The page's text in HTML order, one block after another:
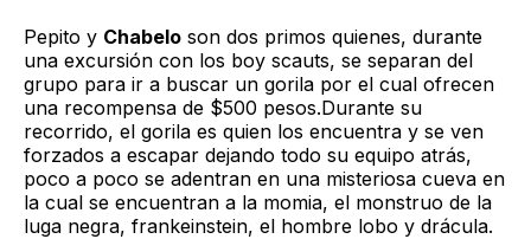
Pepito y Chabelo son dos primos quienes, durante
una excursión con los boy scauts, se separan del
grupo para ir a buscar un gorila por el cual ofrecen
una recompensa de $500 pesos.Durante su
recorrido, el gorila es quien los encuentra y se ven
forzados a escapar dejando todo su equipo atrás,
poco a poco se adentran en una misteriosa cueva en
la cual se encuentran a la momia, el monstruo de la
luga negra, frankeinstein, el hombre lobo y drácula.